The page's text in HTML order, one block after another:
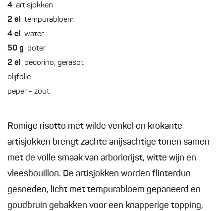
4 artisjokken
2 el tempurabloem
4 el water
50 g boter
2 el pecorino, geraspt
olijfolie
peper - zout
Romige risotto met wilde venkel en krokante
artisjokken brengt zachte anijsachtige tonen samen
met de volle smaak van arboriorijst, witte wijn en
vleesbouillon. De artisjokken worden flinterdun
gesneden, licht met tempurabloem gepaneerd en
goudbruin gebakken voor een knapperige topping,